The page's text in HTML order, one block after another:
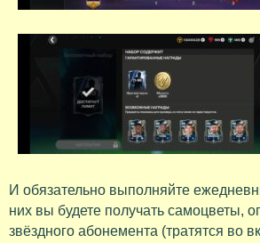
И обязательно выполняйте
них вы будете получать самоцветы,
звёздного абонемента (тратятся во